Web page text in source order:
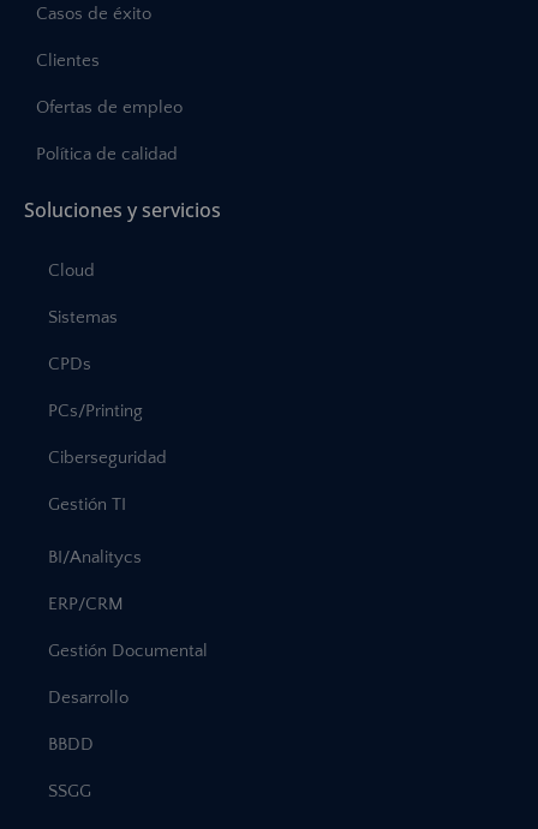
Casos de éxito
Clientes
Ofertas de empleo
Política de calidad
Soluciones y servicios
Cloud
Sistemas
CPDs
PCs/Printing
Ciberseguridad
Gestión TI
BI/Analitycs
ERP/CRM
Gestión Documental
Desarrollo
BBDD
SSGG